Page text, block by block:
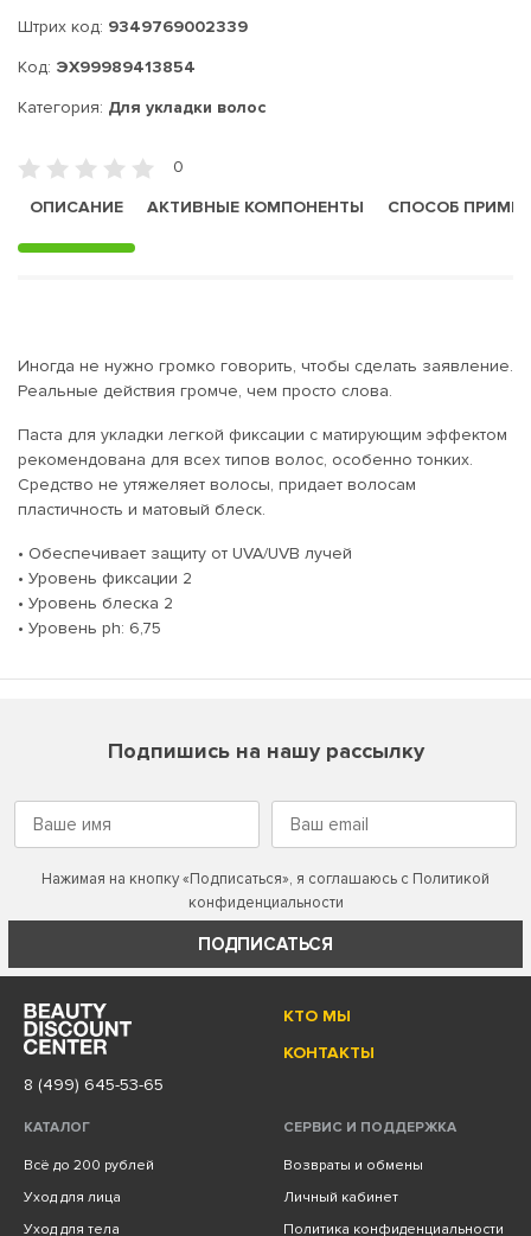
Штрих код: 9349769002339
Код: ЭХ99989413854
Категория: Для укладки волос
0
ОПИСАНИЕ
АКТИВНЫЕ КОМПОНЕНТЫ СПОСОБ
Иногда не нужно громко говорить, чтобы сделать заявление.
Реальные действия громче, чем просто слова.
Паста для укладки легкой фиксации с матирующим эффектом
рекомендована для всех типов волос, особенно тонких.
Средство не утяжеляет волосы, придает волосам
пластичность и матовый блеск.
• Обеспечивает защиту от UVA/UVB лучей
• Уровень фиксации 2
• Уровень блеска 2
• Уровень ph: 6,75
Подпишись на нашу рассылку
Нажимая на кнопку «Подписаться», я соглашаюсь с Политикой
конфиденциальности
ПОДПИСАТЬСЯ
КТО МЫ
КОНТАКТЫ
8 (499) 645-53-65
КАТАЛОГ
Всё до 200 рублей
Уход для лица
Уход для тела
СЕРВИС И ПОДДЕРЖКА
Возвраты и обмены
Личный кабинет
Политика конфиденциальности